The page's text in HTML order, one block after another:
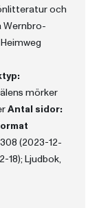
och
Wernbro-
mörker
Antal sidor:
(2023-12-
18); Ljudbok,